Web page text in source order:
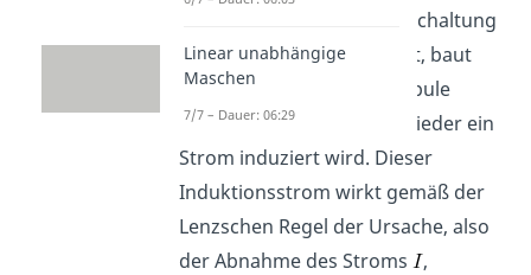
analog dazu. Obwohl die Schaltung
von der Quelle getrennt ist, baut
sich das Magnetfeld der Spule
langsam ab, wobei auch wieder ein
Strom induziert wird. Dieser
Induktionsstrom wirkt gemäß der
Lenzschen Regel der Ursache, also
der Abnahme des Stroms
,
Linear unabhängige
Maschen
7/7 – Dauer: 06:29